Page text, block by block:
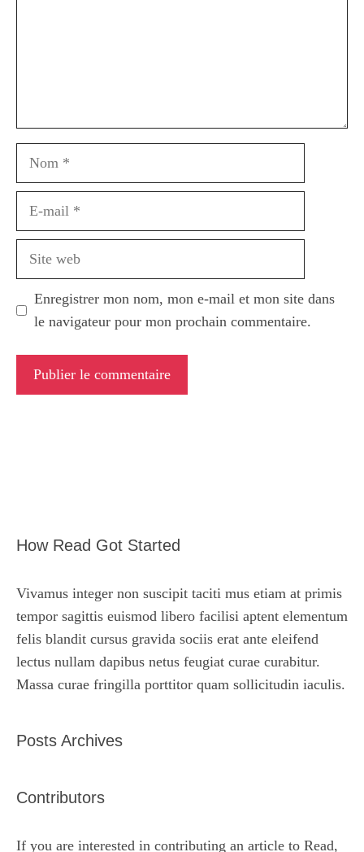
Nom
Site
Enregistrer mon nom, mon e-mail et mon site dans
le navigateur pour mon prochain commentaire.
How Read Got Started
Vivamus integer non suscipit taciti mus etiam at primis
tempor sagittis euismod libero facilisi aptent elementum
felis blandit cursus gravida sociis erat ante eleifend
lectus nullam dapibus netus feugiat curae curabitur.
Massa curae fringilla porttitor quam sollicitudin iaculis.
Posts Archives
Contributors
If you are interested in contributing an article to Read,